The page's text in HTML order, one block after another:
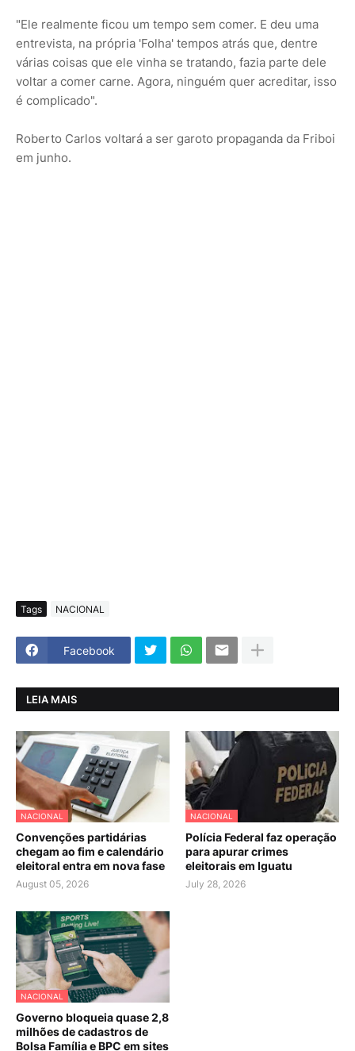
"Ele realmente ficou um tempo sem comer. E deu uma
entrevista, na própria 'Folha' tempos atrás que, dentre
várias coisas que ele vinha se tratando, fazia parte dele
voltar a comer carne. Agora, ninguém quer acreditar, isso
é complicado".
Roberto Carlos voltará a ser garoto propaganda da Friboi
em junho.
Tags NACIONAL
Facebook
LEIA MAIS
NACIONAL
Convenções partidárias
chegam ao fim e calendário
eleitoral entra em nova fase
August 05, 2026
NACIONAL
Polícia Federal faz operação
para apurar crimes
eleitorais em Iguatu
July 28, 2026
NACIONAL
Governo bloqueia quase 2,8
milhões de cadastros de
Bolsa Família e BPC em sites